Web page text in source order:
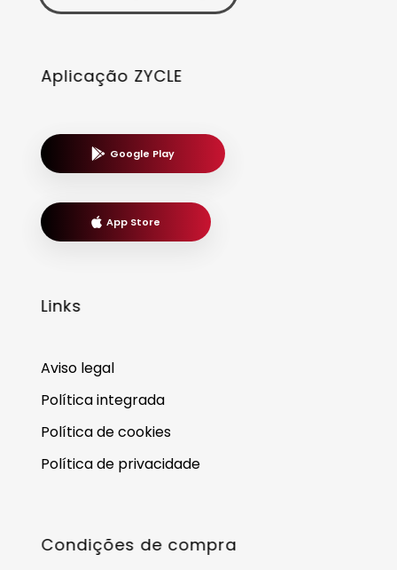
Aplicação ZYCLE
Google Play
App Store
Links
Aviso legal
Política integrada
Política de cookies
Política de privacidade
Condições de compra